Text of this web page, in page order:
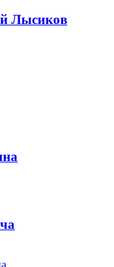
Лысиков